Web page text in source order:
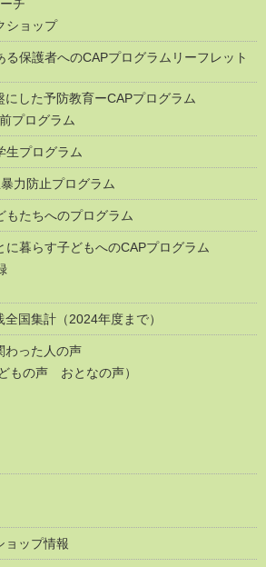
チ
ショップ
る保護者へのCAPプログラムリーフレット
した予防教育ーCAPプログラム
プログラム
生プログラム
力防止プログラム
もたちへのプログラム
に暮らす子どもへのCAPプログラム
国集計（2024年度まで）
わった人の声
もの声 おとなの声）
ョップ情報